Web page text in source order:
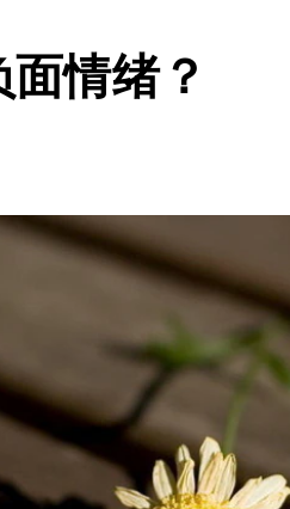
情绪？